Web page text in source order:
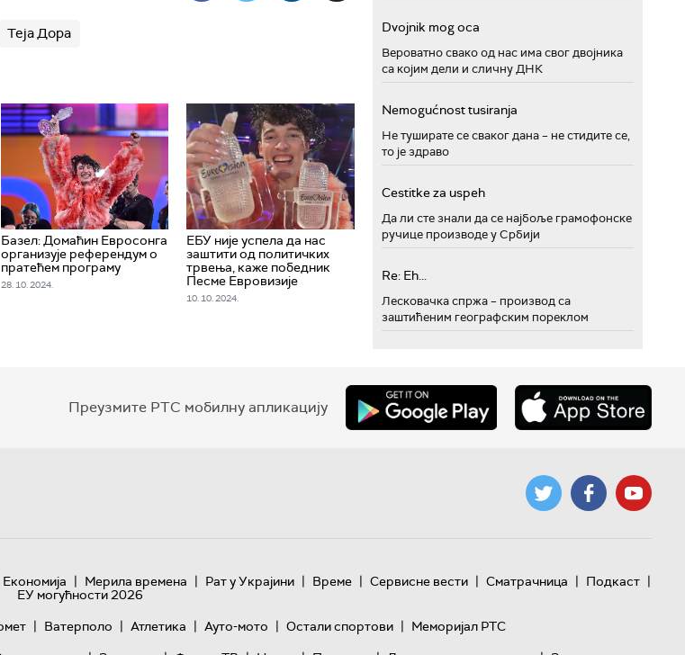
Теја Дора
Базел: Домаћин Евросонга
организује референдум о
пратећем програму
28. 10. 2024.
ЕБУ није успела да нас
заштити од политичких
трвења, каже победник
Песме Евровизије
10. 10. 2024.
Dvojnik mog oca
Вероватно свако од нас има свог двојника
са којим дели и сличну ДНК
Nemogućnost tusiranja
Не туширате се сваког дана – не стидите се,
то је здраво
Cestitke za uspeh
Да ли сте знали да се најбоље грамофонске
ручице производе у Србији
Re: Eh...
Лесковачка спржа – производ са
заштићеним географским пореклом
Преузмите РТС мобилну апликацију
Економија | Мерила времена | Рат у Украјини | Време | Сервисне вести | Сматрачница | Подкаст |
ЕУ могућности 2026
| Ватерполо | Атлетика | Ауто-мото | Остали спортови | Меморијал РТС